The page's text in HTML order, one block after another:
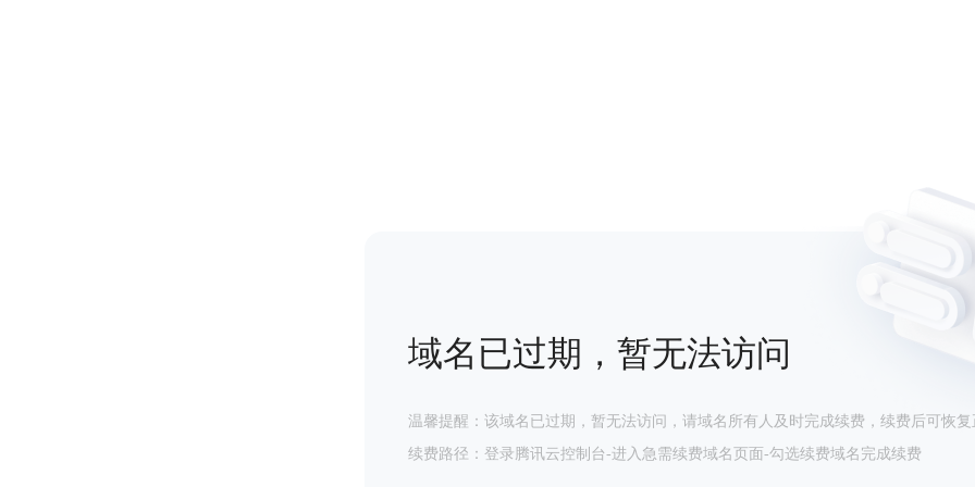
域名已过期，暂无法访问
温馨提醒：该域名已过期，暂无法访问，请域名所有人及时完成续费，续费后可恢复
续费路径：登录腾讯云控制台-进入急需续费域名页面-勾选续费域名完成续费